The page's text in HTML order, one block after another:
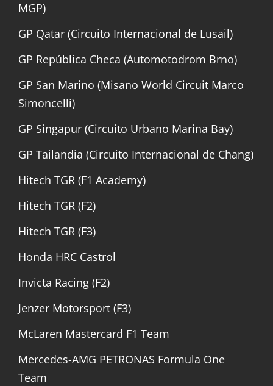
MGP)
GP Qatar (Circuito Internacional de Lusail)
GP República Checa (Automotodrom Brno)
GP San Marino (Misano World Circuit Marco
Simoncelli)
GP Singapur (Circuito Urbano Marina Bay)
GP Tailandia (Circuito Internacional de Chang)
Hitech TGR (F1 Academy)
Hitech TGR (F2)
Hitech TGR (F3)
Honda HRC Castrol
Invicta Racing (F2)
Jenzer Motorsport (F3)
McLaren Mastercard F1 Team
Mercedes-AMG PETRONAS Formula One
Team